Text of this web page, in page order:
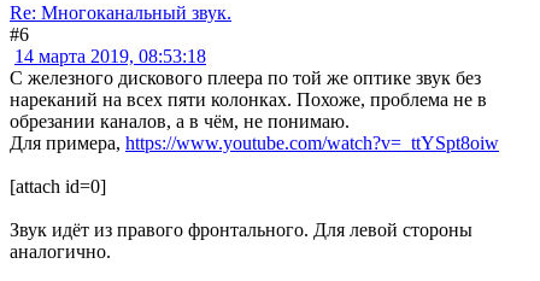
Re: Многоканальный звук.
#6
14 марта 2019, 08:53:18
С железного дискового плеера по той же оптике звук без
нареканий на всех пяти колонках. Похоже, проблема не в
обрезании каналов, а в чём, не понимаю.
Для примера, https://www.youtube.com/watch?v=_ttYSpt8oiw
[attach id=0]
Звук идёт из правого фронтального. Для левой стороны
аналогично.